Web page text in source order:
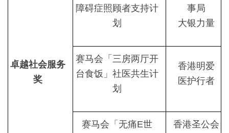
卓越社会服务
奖
障碍症照顾者支持计
划
事局
大银力量
赛马会「三房两厅开
台食饭」社医共生计
划
香港明爱
医护行者
赛马会「无痛E世
香港圣公会